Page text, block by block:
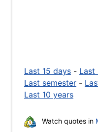
Last 15 days - Last
Last semester -
Last 10 years
Watch quotes in